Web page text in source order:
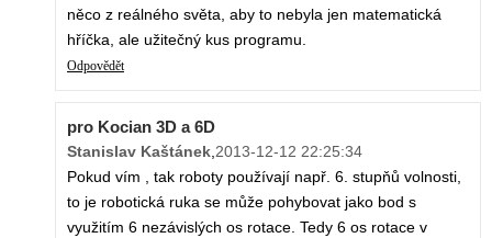
něco z reálného světa, aby to nebyla jen matematická
hříčka, ale užitečný kus programu.
Odpovědět
pro Kocian 3D a 6D
Stanislav Kaštánek,2013-12-12 22:25:34
Pokud vím , tak roboty používají např. 6. stupňů volnosti,
to je robotická ruka se může pohybovat jako bod s
využitím 6 nezávislých os rotace. Tedy 6 os rotace v